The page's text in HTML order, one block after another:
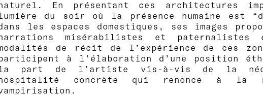
En présentant ces architectures
du soir où la présence humaine est
les espaces domestiques, ses images
misérabilistes et paternalistes
de récit de l’expérience de ces
à l’élaboration d’une position
part de l’artiste vis-à-vis de la
concrète qui renonce à la